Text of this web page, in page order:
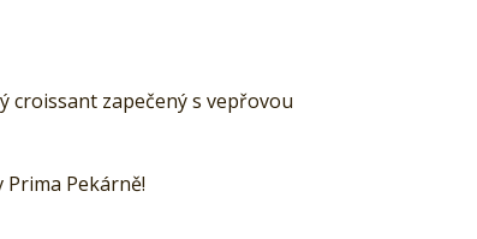
croissant zapečený s vepřovou
Prima Pekárně!